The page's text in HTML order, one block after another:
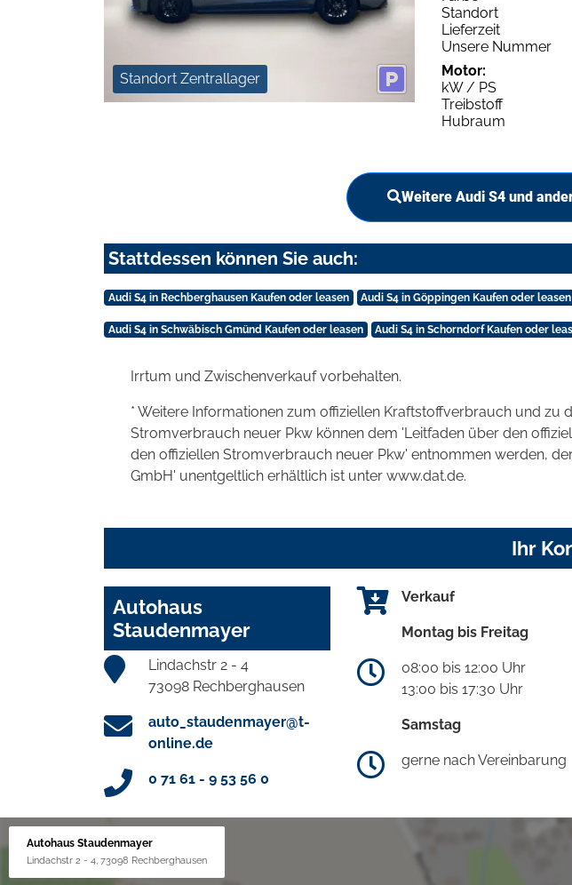
Standort Zentrallager
Standort
Lieferzeit
Unsere Nummer
Motor:
kW / PS
Treibstoff
Hubraum
Weitere Audi S4 und
Stattdessen können Sie auch:
Audi S4 in Rechberghausen Kaufen oder leasen Audi S4 in Göppingen Kaufen oder leasen
Audi S4 in Schwäbisch Gmünd Kaufen oder leasen Audi S4 in Schorndorf Kaufen oder
Irrtum und Zwischenverkauf vorbehalten.
* Weitere Informationen zum offiziellen Kraftstoffverbrauch und zu
Stromverbrauch neuer Pkw können dem 'Leitfaden über den
den offiziellen Stromverbrauch neuer Pkw' entnommen werden,
GmbH' unentgeltlich erhältlich ist unter www.dat.de.
Ihr
Autohaus
Staudenmayer
Lindachstr 2 - 4
73098 Rechberghausen
auto_staudenmayer@t-
online.de
0 71 61 - 9 53 56 0
Verkauf
Montag bis Freitag
08:00 bis 12:00 Uhr
13:00 bis 17:30 Uhr
Samstag
gerne nach Vereinbarung
Autohaus Staudenmayer
Lindachstr 2 - 4, 73098 Rechberghausen